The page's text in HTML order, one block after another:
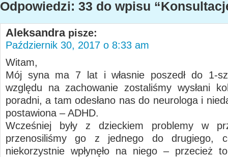
Odpowiedzi: 33 do wpisu
Aleksandra pisze:
Październik 30, 2017 o 8:33 am
Witam,
Mój syna ma 7 lat i własnie poszedł do 1-
względu na zachowanie zostaliśmy wysłani
poradni, a tam odesłano nas do neurologa i
postawiona – ADHD.
Wcześniej były z dzieckiem problemy w
przenosiliśmy go z jednego do drugiego,
niekorzystnie wpłynęło na niego – przecież